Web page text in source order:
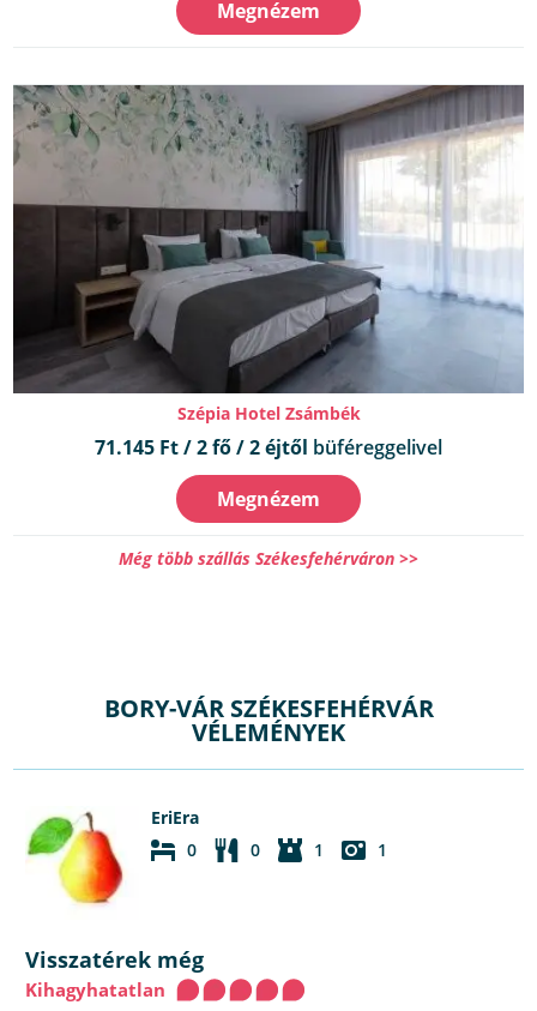
Megnézem
Szépia Hotel Zsámbék
71.145 Ft / 2 fő / 2 éjtől büféreggelivel
Megnézem
Még több szállás Székesfehérváron >>
BORY-VÁR SZÉKESFEHÉRVÁR
VÉLEMÉNYEK
EriEra
0
0 1 1
Visszatérek még
Kihagyhatatlan